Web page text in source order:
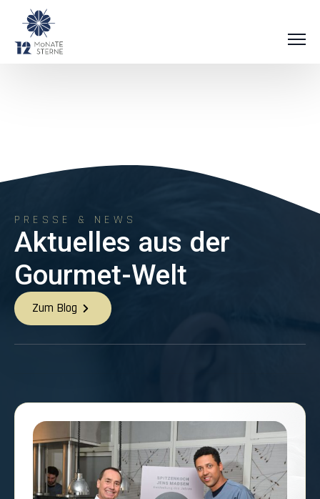
PRESSE & NEWS
Aktuelles aus der
Gourmet-Welt
Zum Blog